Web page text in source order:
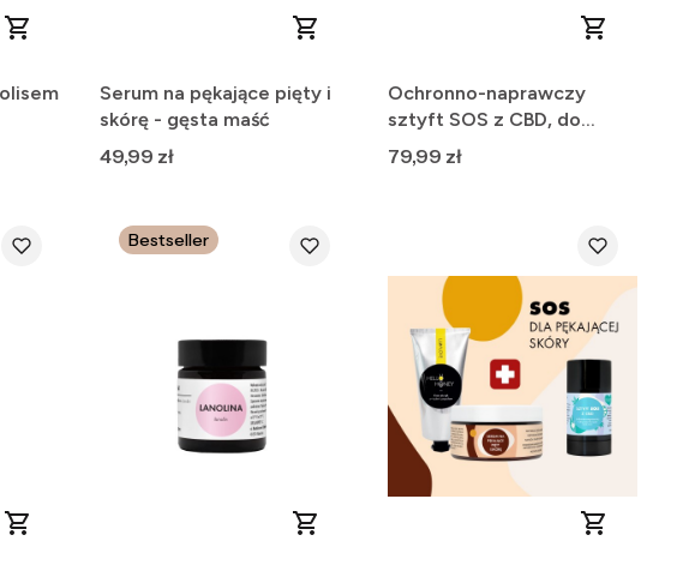
Serum na pękające pięty i
skórę - gęsta maść
Cena
49,99 zł
Ochronno-naprawczy
sztyft SOS z CBD, do
twarzy i ciała
Cena
79,99 zł
Bestseller